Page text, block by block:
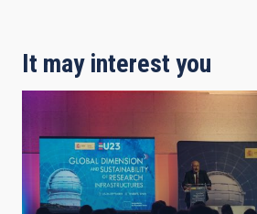
It may interest you